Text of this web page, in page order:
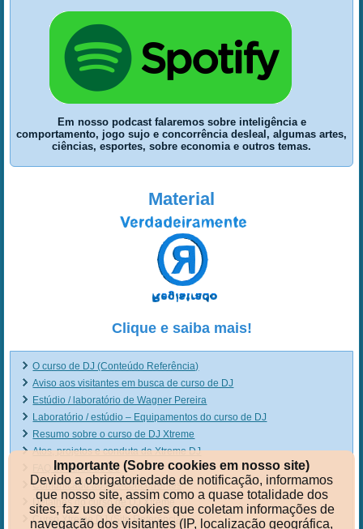
Em nosso podcast falaremos sobre inteligência e
comportamento, jogo sujo e concorrência desleal, algumas artes,
ciências, esportes, sobre economia e outros temas.
Material
Clique e saiba mais!
O curso de DJ (Conteúdo Referência)
Aviso aos visitantes em busca de curso de DJ
Estúdio / laboratório de Wagner Pereira
Laboratório / estúdio – Equipamentos do curso de DJ
Resumo sobre o curso de DJ Xtreme
Atos, projetos e conduta da Xtreme DJ
FAQ do curso de DJ
Comunicado aos ex-concorrentes
Detalhes do curso de DJ Xtreme
Curso Xtreme DJ (Site Referência)
Importante (Sobre cookies em nosso site)
Devido a obrigatoriedade de notificação, informamos
que nosso site, assim como a quase totalidade dos
sites, faz uso de cookies que coletam informações de
navegação dos visitantes (IP, localização geográfica,